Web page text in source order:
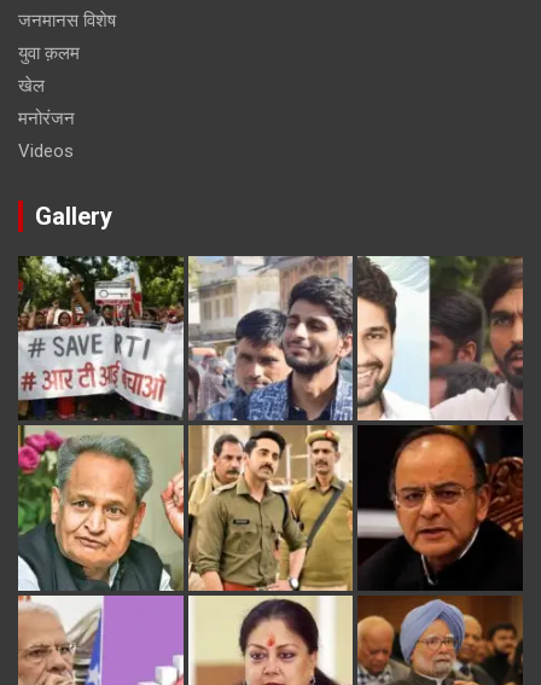
जनमानस विशेष
युवा क़लम
खेल
मनोरंजन
Videos
Gallery